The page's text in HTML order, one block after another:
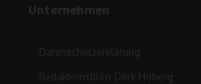
Unternehmen
Datenschutzerklärung
Redaktionsbüro Derk Hoberg